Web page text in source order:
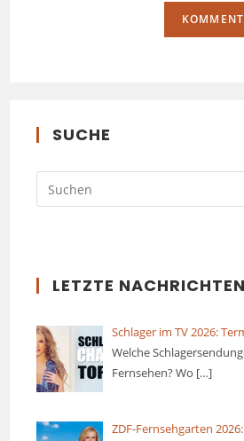
SUCHE
LETZTE NACHRICHTEN
Schlager im TV 2026:
Welche
Fernsehen? Wo […]
ZDF-Fernsehgarten